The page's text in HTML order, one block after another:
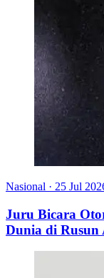
Nasional · 25 Jul
Juru Bicara
Dunia di Rusun